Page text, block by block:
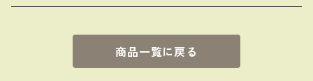
商品一覧に戻る